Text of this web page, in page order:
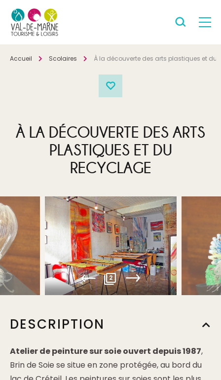
Accueil Scolaires À la découverte des arts plastiques et du
À LA DÉCOUVERTE DES ARTS
PLASTIQUES ET DU
RECYCLAGE
2
DESCRIPTION
Atelier de peinture sur soie ouvert depuis 1987,
Brin de Soie se situe en zone protégée, au bord du